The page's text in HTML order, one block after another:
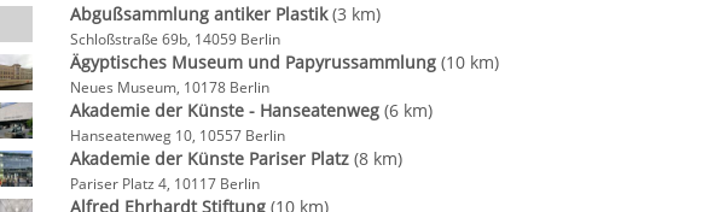
Abgußsammlung antiker Plastik(3 km)
Schloßstraße 69b, 14059 Berlin
Ägyptisches Museum und Papyrussammlung (10 km)
Neues Museum, 10178 Berlin
Akademie der Künste - Hanseatenweg (6 km)
Hanseatenweg 10, 10557 Berlin
Akademie der Künste Pariser Platz (8 km)
Pariser Platz 4, 10117 Berlin
Alfred Ehrhardt Stiftung (10 km)